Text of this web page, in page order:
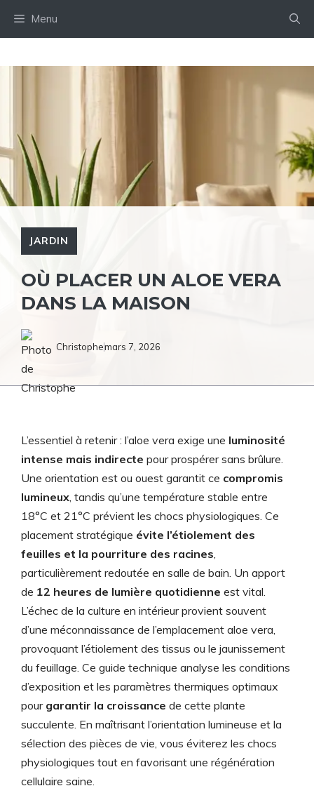
Menu
JARDIN
OÙ PLACER UN ALOE VERA
DANS LA MAISON
Christophemars 7, 2026
L’essentiel à retenir : l’aloe vera exige une luminosité
intense mais indirecte pour prospérer sans brûlure.
Une orientation est ou ouest garantit ce compromis
lumineux, tandis qu’une température stable entre
18°C et 21°C prévient les chocs physiologiques. Ce
placement stratégique évite l’étiolement des
feuilles et la pourriture des racines,
particulièrement redoutée en salle de bain. Un apport
de 12 heures de lumière quotidienne est vital.
L’échec de la culture en intérieur provient souvent
d’une méconnaissance de l’emplacement aloe vera,
provoquant l’étiolement des tissus ou le jaunissement
du feuillage. Ce guide technique analyse les conditions
d’exposition et les paramètres thermiques optimaux
pour garantir la croissance de cette plante
succulente. En maîtrisant l’orientation lumineuse et la
sélection des pièces de vie, vous éviterez les chocs
physiologiques tout en favorisant une régénération
cellulaire saine.